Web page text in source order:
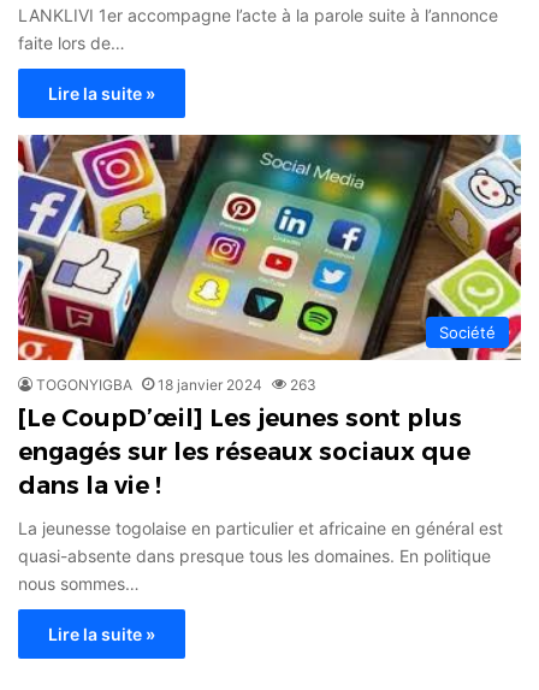
LANKLIVI 1er accompagne l’acte à la parole suite à l’annonce
faite lors de…
Lire la suite »
Société
TOGONYIGBA 18 janvier 2024 263
[Le CoupD’œil] Les jeunes sont plus
engagés sur les réseaux sociaux que
dans la vie !
La jeunesse togolaise en particulier et africaine en général est
quasi-absente dans presque tous les domaines. En politique
nous sommes…
Lire la suite »